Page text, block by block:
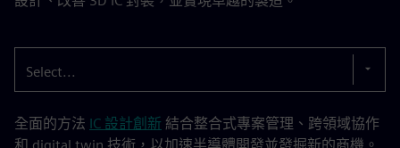
Select...
全面的方法 IC 設計創新 結合整合式專案管理、跨領域協作